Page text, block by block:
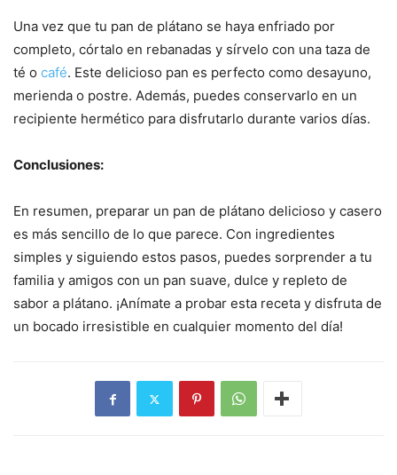
Una vez que tu pan de plátano se haya enfriado por
completo, córtalo en rebanadas y sírvelo con una taza de
té o café. Este delicioso pan es perfecto como desayuno,
merienda o postre. Además, puedes conservarlo en un
recipiente hermético para disfrutarlo durante varios días.
Conclusiones:
En resumen, preparar un pan de plátano delicioso y casero
es más sencillo de lo que parece. Con ingredientes
simples y siguiendo estos pasos, puedes sorprender a tu
familia y amigos con un pan suave, dulce y repleto de
sabor a plátano. ¡Anímate a probar esta receta y disfruta de
un bocado irresistible en cualquier momento del día!